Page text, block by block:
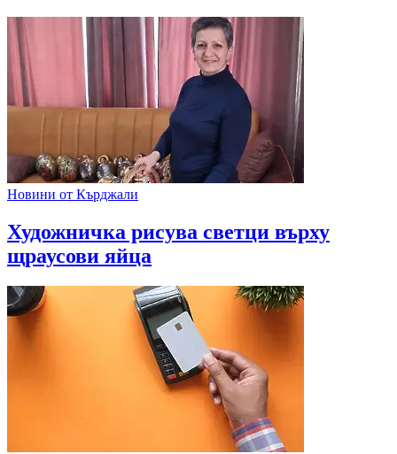
Новини от Кърджали
Художничка рисува светци върху
щраусови яйца